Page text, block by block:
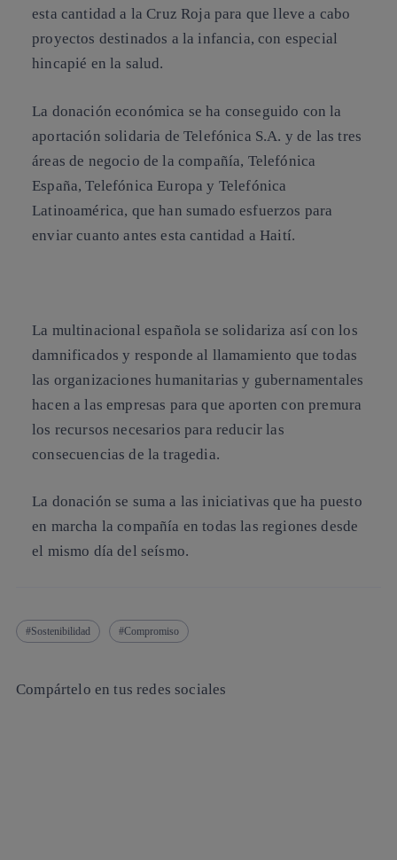
esta cantidad a la Cruz Roja para que lleve a cabo
proyectos destinados a la infancia, con especial
hincapié en la salud.
La donación económica se ha conseguido con la
aportación solidaria de Telefónica S.A. y de las tres
áreas de negocio de la compañía, Telefónica
España, Telefónica Europa y Telefónica
Latinoamérica, que han sumado esfuerzos para
enviar cuanto antes esta cantidad a Haití.
La multinacional española se solidariza así con los
damnificados y responde al llamamiento que todas
las organizaciones humanitarias y gubernamentales
hacen a las empresas para que aporten con premura
los recursos necesarios para reducir las
consecuencias de la tragedia.
La donación se suma a las iniciativas que ha puesto
en marcha la compañía en todas las regiones desde
el mismo día del seísmo.
Sostenibilidad Compromiso
Compártelo en tus redes sociales